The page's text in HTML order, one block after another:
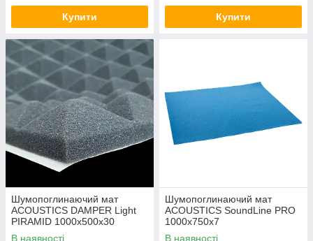
Купити Купити
Шумопоглинаючий мат
ACOUSTICS DAMPER Light
PIRAMID 1000х500х30
В наявності
Шумопоглинаючий мат
ACOUSTICS SoundLine PRO
1000х750х7
В наявності